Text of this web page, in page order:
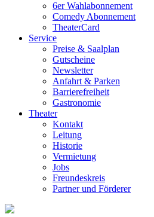
6er Wahlabonnement
Comedy Abonnement
TheaterCard
Service
Preise & Saalplan
Gutscheine
Newsletter
Anfahrt & Parken
Barrierefreiheit
Gastronomie
Theater
Kontakt
Leitung
Historie
Vermietung
Jobs
Freundeskreis
Partner und Förderer